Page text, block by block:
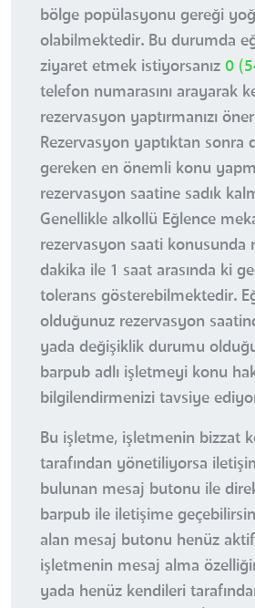
bölge popülasyonu gereği
olabilmektedir. Bu durumda
ziyaret etmek istiyorsanız 0
telefon numarasını arayarak
rezervasyon yaptırmanızı
Rezervasyon yaptıktan sonra
gereken en önemli konu
rezervasyon saatine sadık
Genellikle alkollü Eğlence
rezervasyon saati konusunda
dakika ile 1 saat arasında ki
tolerans gösterebilmektedir.
olduğunuz rezervasyon
yada değişiklik durumu
barpub adlı işletmeyi konu
bilgilendirmenizi tavsiye
Bu işletme, işletmenin bizzat
tarafından yönetiliyorsa
bulunan mesaj butonu ile
barpub ile iletişime
alan mesaj butonu henüz
işletmenin mesaj alma
yada henüz kendileri